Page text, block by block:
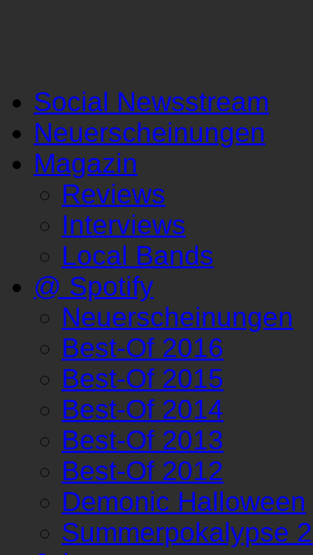
Social Newsstream
Neuerscheinungen
Magazin
Reviews
Interviews
Local Bands
@ Spotify
Neuerscheinungen
Best-Of 2016
Best-Of 2015
Best-Of 2014
Best-Of 2013
Best-Of 2012
Demonic Halloween
Summerpokalypse